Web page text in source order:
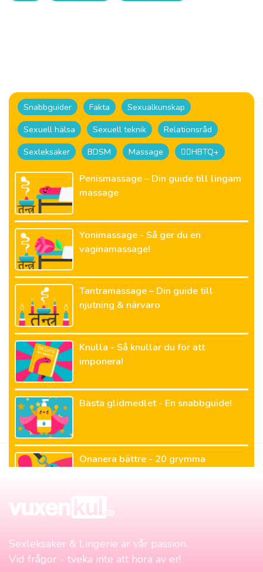
Snabbguider Fakta
Sexualkunskap
Sexuell hälsa
Sexuell teknik
Relationsråd
Sexleksaker
BDSM Massage 🏳️‍🌈HBTQ+
Penismassage – Din guide till lingam
massage
Yonimassage - Så ger du en
vaginamassage!
Tantramassage – Din guide till
njutning & närvaro
Knulla - Så knullar du för att
imponera!
Bästa glidmedlet - En snabbguide!
Onanera bättre - 20 grymma
Sexleksaker & Lingerie är vår passion.
Vid frågor - tveka inte att höra av er!